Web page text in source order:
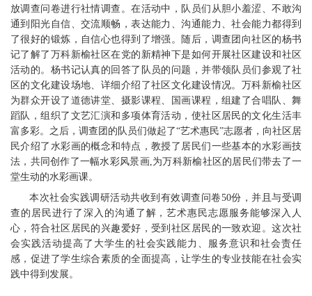
放调查问卷进行社情调查。在活动中，队员们从胆小羞涩、不敢沟
通到阳光自信、交流顺畅，表达能力、沟通能力、社会能力都得到
了很好的锻炼，自信心也得到了增强。随后，调查团向社区的杨书
记了解了万科新榆社区在党的新精神下是如何开展社区建设和社区
活动的。杨书记认真的回答了队员的问题，并带领队员们参观了社
区的文化建设场地、详细介绍了社区文化建设情况。万科新榆社区
为群众开设了道德讲堂、摄影课程、国画课程，组建了合唱队、舞
蹈队，组织了文艺汇演和多项体育活动，使社区居民的文化生活丰
富多彩。之后，调查团的队员们做起了“艺术惠民”志愿者，向社区居
民介绍了水彩画的概念和特点，教授了居民们一些基本的水彩画技
法，共同创作了一幅水彩风景画,为万科新榆社区的居民们带去了一
堂生动的水彩画课。
本次社会实践调研活动共收到有效调查问卷50份，并且与受调
查的居民进行了深入的沟通了解，艺术惠民志愿服务能够深入人
心，符合社区居民的兴趣爱好，受到社区居民的一致欢迎。这次社
会实践活动提高了大学生的社会实践能力、服务意识和社会责任
感，促进了学生综合素质的全面提高，让学生的专业技能在社会实
践中得到发展。